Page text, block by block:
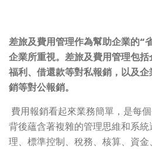
差旅及費用管理作為幫助企業的“
企業所重視。差旅及費用管理包括
福利、借還款等對私報銷，以及
銷等對公報銷。
費用報銷看起來業務簡單，是每
背後蘊含著複雜的管理思維和系
理、標準控制、稅務、核算、資